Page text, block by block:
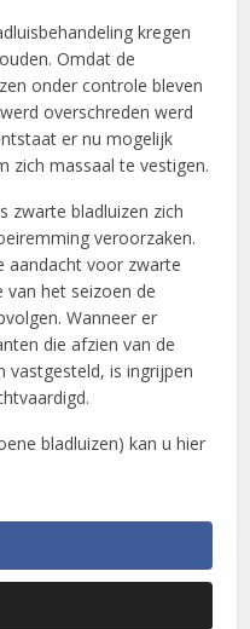
kregen
Omdat de
onder controle bleven
overschreden werd
er nu mogelijk
zich massaal te vestigen.
zwarte bladluizen zich
veroorzaken.
aandacht voor zwarte
van het seizoen de
Wanneer er
die afzien van de
vastgesteld, is ingrijpen
bladluizen) kan u hier